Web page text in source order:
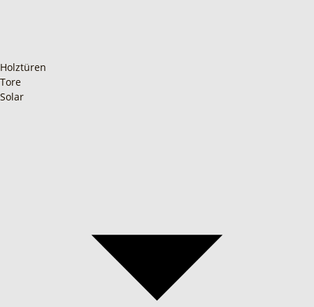
Holztüren
Tore
Solar